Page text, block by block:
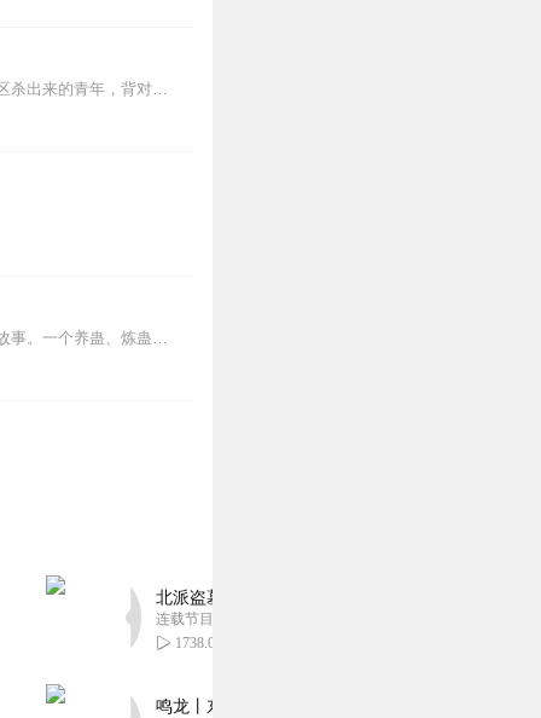
【内容简介】灾变过后，大地满目疮痍。粮食匮乏，资源紧俏，局势混乱……一位从待规划区杀出来的青年，背对着漫天黄沙，孤身来到九区谋生，却不曾想偶然结识三五好友，一念...
内容简介【黑暗文反派流封神之作】人是万物之灵，蛊是天地真精。一个穿越者不断重生的故事。一个养蛊、炼蛊、用蛊的奇特世界。配音组（男角色）老宝玉旁白...
北派盗墓笔记丨头陀渊出品丨悬疑灵异丨摸金校尉
连载节目超五百集
1738.05万
鸣龙丨东方玄幻丨紫襟团队丨轻松搞笑丨多人有声